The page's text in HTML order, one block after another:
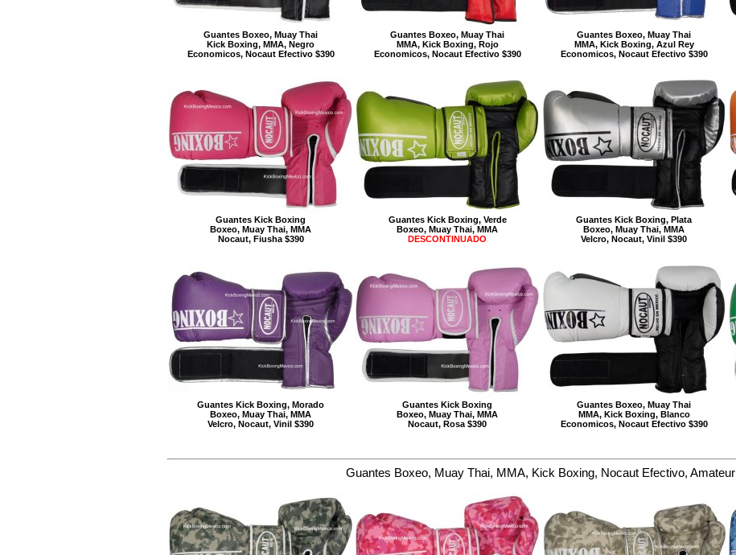
Guantes Boxeo, Muay Thai
Kick Boxing, MMA, Negro
Economicos, Nocaut Efectivo $390
Guantes Boxeo, Muay Thai
MMA, Kick Boxing, Rojo
Economicos, Nocaut Efectivo $390
Guantes Boxeo, Muay Thai
MMA, Kick Boxing, Azul Rey
Economicos, Nocaut Efectivo $390
Guantes Kick Boxing
Boxeo, Muay Thai, MMA
Nocaut, Fiusha $390
Guantes Kick Boxing, Verde
Boxeo, Muay Thai, MMA
DESCONTINUADO
Guantes Kick Boxing, Plata
Boxeo, Muay Thai, MMA
Velcro, Nocaut, Vinil $390
Guantes Kick Boxing, Morado
Boxeo, Muay Thai, MMA
Velcro, Nocaut, Vinil $390
Guantes Kick Boxing
Boxeo, Muay Thai, MMA
Nocaut, Rosa $390
Guantes Boxeo, Muay Thai
MMA, Kick Boxing, Blanco
Economicos, Nocaut Efectivo $390
Guantes Boxeo, Muay Thai, MMA, Kick Boxing, Nocaut Efectivo, Amateur